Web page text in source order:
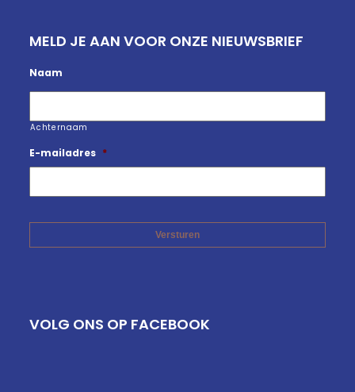
MELD JE AAN VOOR ONZE NIEUWSBRIEF
Naam
Achternaam
E-mailadres *
VOLG ONS OP FACEBOOK